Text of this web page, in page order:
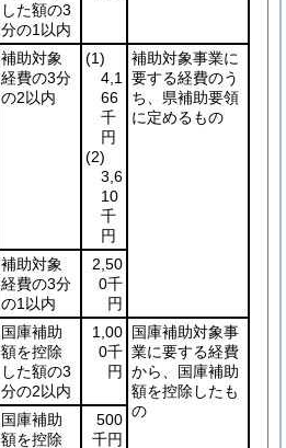
した額の3
分の1以内
補助対象
経費の3分
の2以内
(1)
4,1
66
千
円
(2)
3,6
10
千
円
補助対象事業に
要する経費のう
ち、県補助要領
に定めるもの
補助対象
経費の3分
の1以内
2,50
0千
円
国庫補助
額を控除
した額の3
分の2以内
1,00
0千
円
国庫補助対象事
業に要する経費
から、国庫補助
額を控除したも
の
国庫補助
額を控除
500
千円